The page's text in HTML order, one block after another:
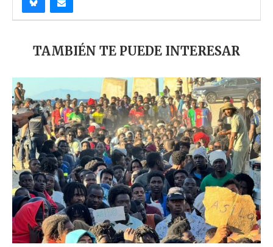
TAMBIÉN TE PUEDE INTERESAR